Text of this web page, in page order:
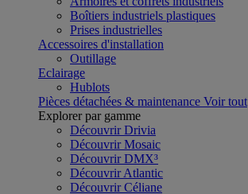
Boîtiers industriels plastiques
Prises industrielles
Accessoires d'installation
Outillage
Eclairage
Hublots
Pièces détachées & maintenance Voir tout
Explorer par gamme
Découvrir Drivia
Découvrir Mosaic
Découvrir DMX³
Découvrir Atlantic
Découvrir Céliane